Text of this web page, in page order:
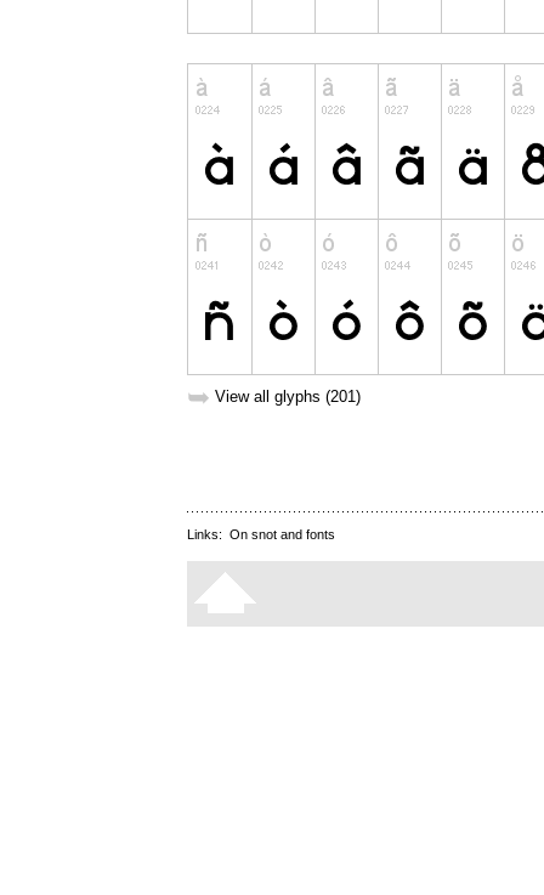
➥ View all glyphs (201)
Links: On snot and fonts